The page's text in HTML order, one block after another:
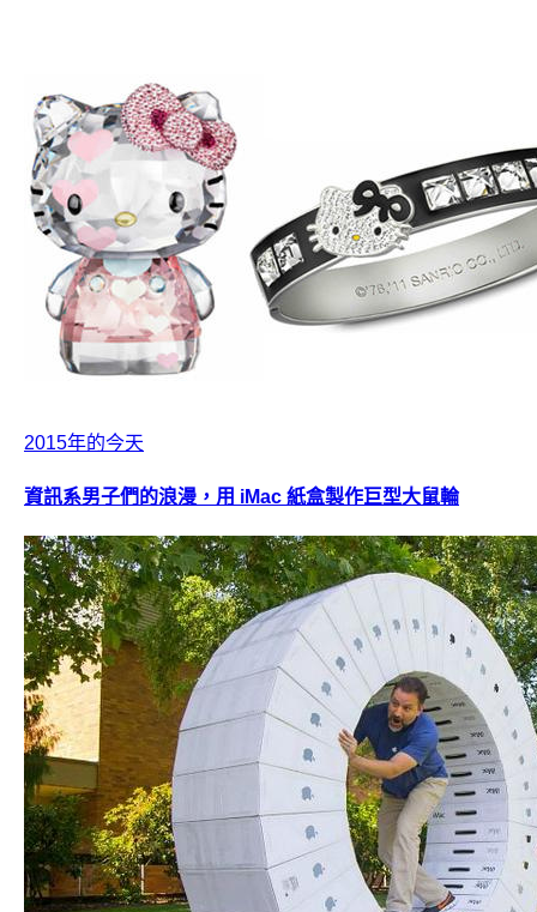
2015年的今天
資訊系男子們的浪漫，用 iMac 紙盒製作巨型大鼠輪